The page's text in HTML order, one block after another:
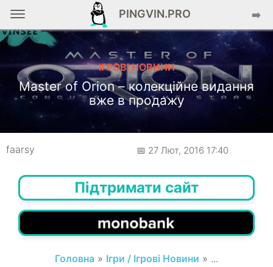
PINGVIN.PRO ➡️
ІГРОВІ НОВИНИ
Master of Orion – колекційне видання
вже в продажу
faarsy 📅 27 Лют, 2016 17:40
Підтримати сайт
Головна » Ігри / Ігрові Новини » ...